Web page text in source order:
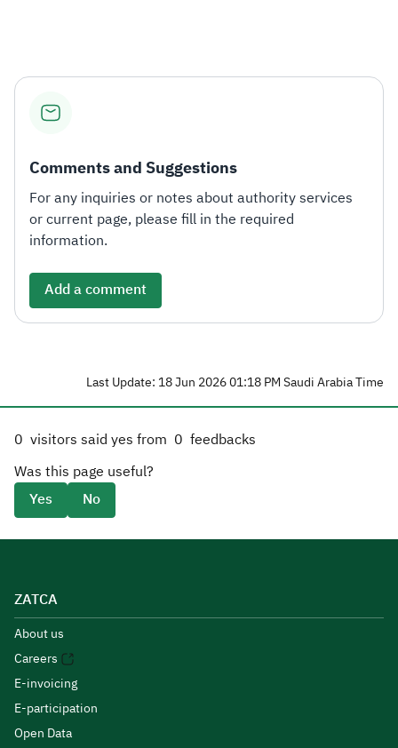
Comments and Suggestions
For any inquiries or notes about authority services
or current page, please fill in the required
information.
Add a comment
Last Update: 18 Jun 2026 01:18 PM Saudi Arabia Time
0 visitors said yes from 0 feedbacks
Was this page useful?
Yes
No
ZATCA
About us
Careers
E-invoicing
E-participation
Open Data